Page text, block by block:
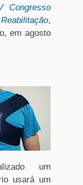
Congresso
,
em agosto
um
usará um